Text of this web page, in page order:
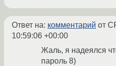
Ответ на: комментарий от
10:59:06 +00:00
Жаль, я надеялся
пароль 8)